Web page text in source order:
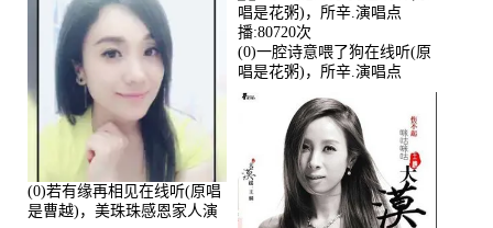
(0)若有缘再相见在线听(原唱
是曹越)，美珠珠感恩家人演
(0)一腔诗意喂了狗在线听(原
唱是花粥)，所辛.演唱点
播:80720次